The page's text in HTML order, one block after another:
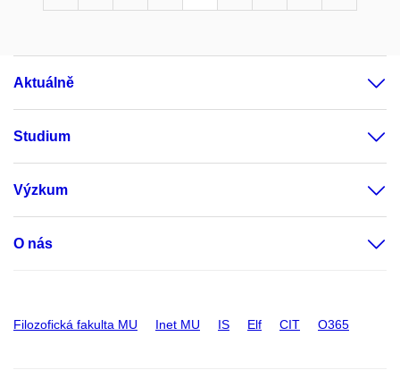
Aktuálně
Studium
Výzkum
O nás
Filozofická fakulta MU Inet MU IS Elf CIT O365